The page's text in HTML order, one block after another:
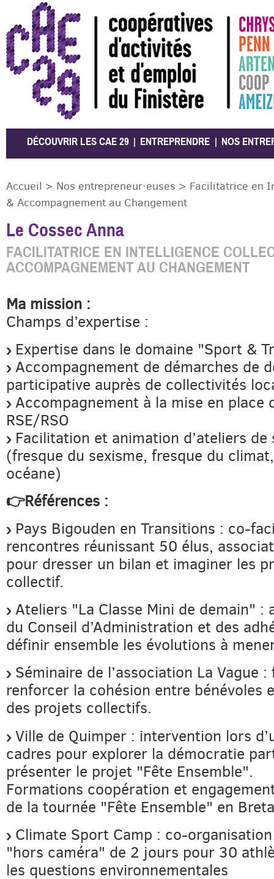
CAE 29
DÉCOUVRIR LES CAE 29 ENTREPRENDRE NOS
Accueil > Nos entrepreneur·euses > Facilitatrice en
& Accompagnement au Changement
Le Cossec Anna
FACILITATRICE EN INTELLIGENCE
ACCOMPAGNEMENT AU CHANGEMENT
Ma mission :
Champs d’expertise :
Expertise dans le domaine "Sport &
Accompagnement de démarches de
participative auprès de collectivités
Accompagnement à la mise en place
RSE/RSO
Facilitation et animation d’ateliers de
(fresque du sexisme, fresque du
océane)
👉Références :
Pays Bigouden en Transitions : co-
rencontres réunissant 50 élus,
pour dresser un bilan et imaginer les
collectif.
Ateliers "La Classe Mini de demain" :
du Conseil d’Administration et des
définir ensemble les évolutions à
Séminaire de l’association La Vague
renforcer la cohésion entre bénévoles
des projets collectifs.
Ville de Quimper : intervention lors
cadres pour explorer la démocratie
présenter le projet "Fête Ensemble".
Formations coopération et
de la tournée "Fête Ensemble" en
Climate Sport Camp : co-organisation
"hors caméra" de 2 jours pour 30
les questions environnementales